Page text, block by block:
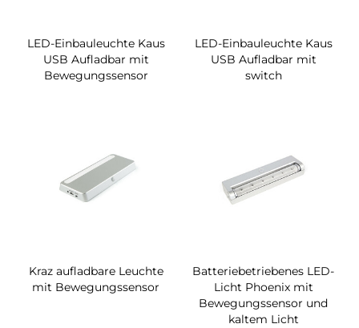
LED-Einbauleuchte Kaus
USB Aufladbar mit
Bewegungssensor
LED-Einbauleuchte Kaus
USB Aufladbar mit
switch
Kraz aufladbare Leuchte
mit Bewegungssensor
Batteriebetriebenes LED-
Licht Phoenix mit
Bewegungssensor und
kaltem Licht